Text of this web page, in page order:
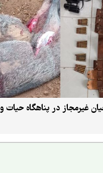
در پناهگاه حیات وحش